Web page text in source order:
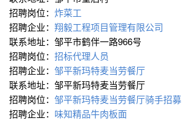
招聘岗位： 炸菜工
招聘企业： 翔毅工程项目管理有限公司
联系地址：邹平市鹤伴一路966号
招聘岗位： 招标代理人员
招聘企业： 邹平新玛特麦当劳餐厅
联系地址：邹平新玛特麦当劳餐厅
招聘岗位： 邹平新玛特麦当劳餐厅骑手招募
招聘企业： 味知精品牛肉板面